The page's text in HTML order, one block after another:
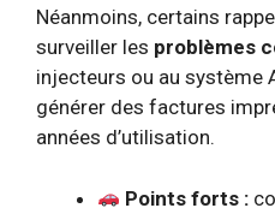
Néanmoins, certains
surveiller les problèmes
injecteurs ou au système
générer des factures
années d’utilisation.
Points forts :